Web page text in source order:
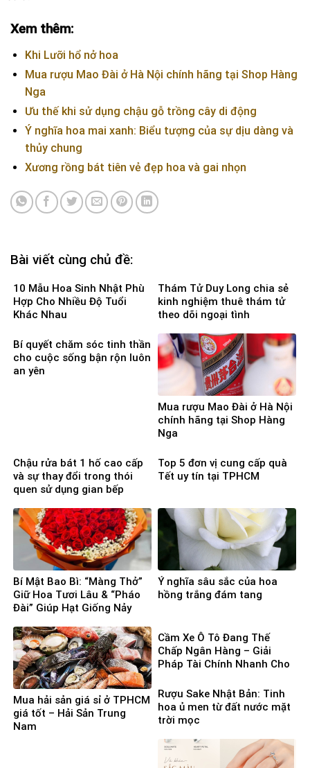
Xem thêm:
Khi Lưỡi hổ nở hoa
Mua rượu Mao Đài ở Hà Nội chính hãng tại Shop Hàng
Nga
Ưu thế khi sử dụng chậu gỗ trồng cây di động
Ý nghĩa hoa mai xanh: Biểu tượng của sự dịu dàng và
thủy chung
Xương rồng bát tiên vẻ đẹp hoa và gai nhọn
Bài viết cùng chủ đề:
10 Mẫu Hoa Sinh Nhật Phù
Hợp Cho Nhiều Độ Tuổi
Khác Nhau
Thám Tử Duy Long chia sẻ
kinh nghiệm thuê thám tử
theo dõi ngoại tình
Bí quyết chăm sóc tinh thần
cho cuộc sống bận rộn luôn
an yên
Mua rượu Mao Đài ở Hà Nội
chính hãng tại Shop Hàng
Nga
Chậu rửa bát 1 hố cao cấp
và sự thay đổi trong thói
quen sử dụng gian bếp
Top 5 đơn vị cung cấp quà
Tết uy tín tại TPHCM
Bí Mật Bao Bì: “Màng Thở”
Giữ Hoa Tươi Lâu & “Pháo
Đài” Giúp Hạt Giống Nảy
Ý nghĩa sâu sắc của hoa
hồng trắng đám tang
Mua hải sản giá sỉ ở TPHCM
giá tốt – Hải Sản Trung
Nam
Cầm Xe Ô Tô Đang Thế
Chấp Ngân Hàng – Giải
Pháp Tài Chính Nhanh Cho
Rượu Sake Nhật Bản: Tinh
hoa ủ men từ đất nước mặt
trời mọc